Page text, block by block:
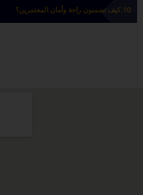
كيف تضمنون راحة وأمان المعتمرين؟